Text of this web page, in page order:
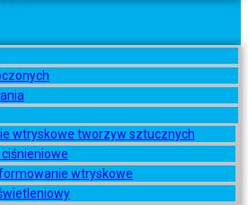
wtryskowe tworzyw sztucznych
wtryskowe